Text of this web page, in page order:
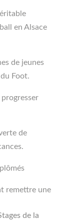
en Alsace
de jeunes
Foot.
progresser
de
remettre une
de la